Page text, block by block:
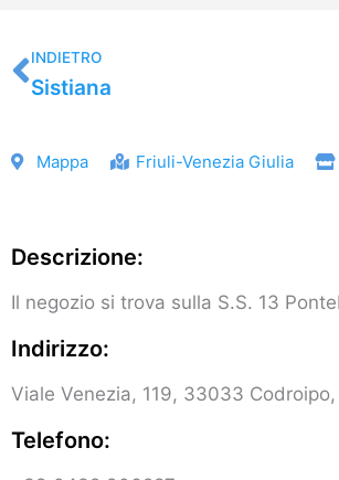
Precedente
INDIETRO
Sistiana
Mappa Friuli-Venezia Giulia
Descrizione:
Il negozio si trova sulla S.S. 13
Indirizzo:
Viale Venezia, 119, 33033 Codroipo,
Telefono: